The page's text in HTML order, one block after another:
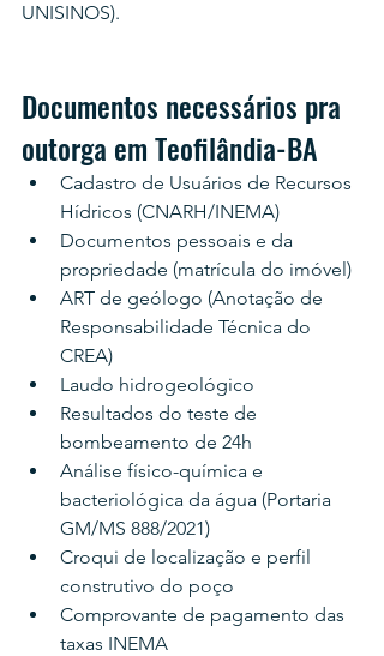
UNISINOS).
Documentos necessários pra
outorga em Teofilândia-BA
Cadastro de Usuários de Recursos
Hídricos (CNARH/INEMA)
Documentos pessoais e da
propriedade (matrícula do imóvel)
ART de geólogo (Anotação de
Responsabilidade Técnica do
CREA)
Laudo hidrogeológico
Resultados do teste de
bombeamento de 24h
Análise físico-química e
bacteriológica da água (Portaria
GM/MS 888/2021)
Croqui de localização e perfil
construtivo do poço
Comprovante de pagamento das
taxas INEMA